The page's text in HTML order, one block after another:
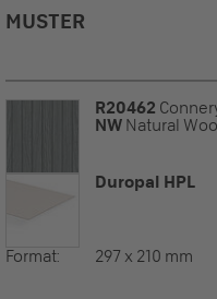
MUSTER
R20462
NW Natural
Duropal HPL
Format: 297 x 210 mm